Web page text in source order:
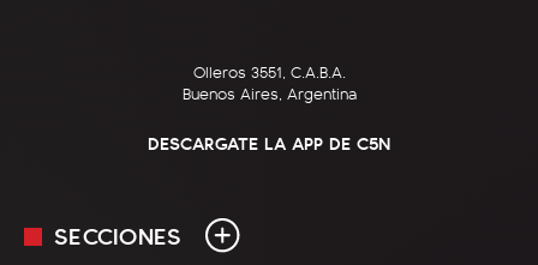
Olleros 3551, C.A.B.A.
Buenos Aires, Argentina
DESCARGATE LA APP DE C5N
SECCIONES